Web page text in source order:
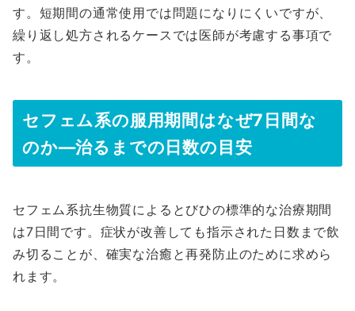
す。短期間の通常使用では問題になりにくいですが、
繰り返し処方されるケースでは医師が考慮する事項で
す。
セフェム系の服用期間はなぜ7日間な
のか—治るまでの日数の目安
セフェム系抗生物質によるとびひの標準的な治療期間
は7日間です。症状が改善しても指示された日数まで飲
み切ることが、確実な治癒と再発防止のために求めら
れます。